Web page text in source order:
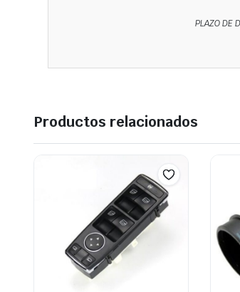
PLAZO DE
Productos relacionados